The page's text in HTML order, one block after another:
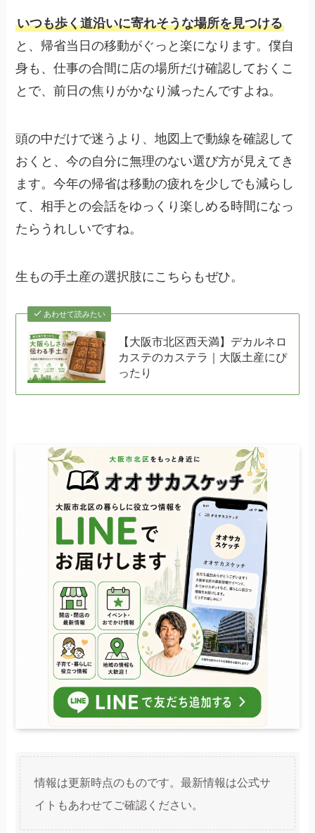
いつも歩く道沿いに寄れそうな場所を見つける
と、帰省当日の移動がぐっと楽になります。僕自
身も、仕事の合間に店の場所だけ確認しておくこ
とで、前日の焦りがかなり減ったんですよね。
頭の中だけで迷うより、地図上で動線を確認して
おくと、今の自分に無理のない選び方が見えてき
ます。今年の帰省は移動の疲れを少しでも減らし
て、相手との会話をゆっくり楽しめる時間になっ
たらうれしいですね。
生もの手土産の選択肢にこちらもぜひ。
あわせて読みたい
【大阪市北区西天満】デカルネロ
カステのカステラ｜大阪土産にぴ
ったり
情報は更新時点のものです。最新情報は公式サ
イトもあわせてご確認ください。